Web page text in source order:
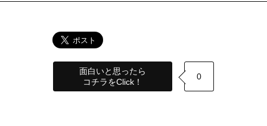
面白いと思ったら
コチラをClick！
0